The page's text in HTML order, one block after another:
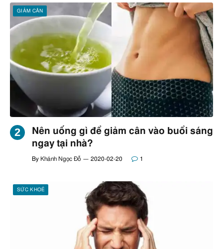
GIẢM CÂN
Nên uống gì để giảm cân vào buổi sáng
ngay tại nhà?
By Khánh Ngọc Đỗ 2020-02-20 1
SỨC KHOẺ